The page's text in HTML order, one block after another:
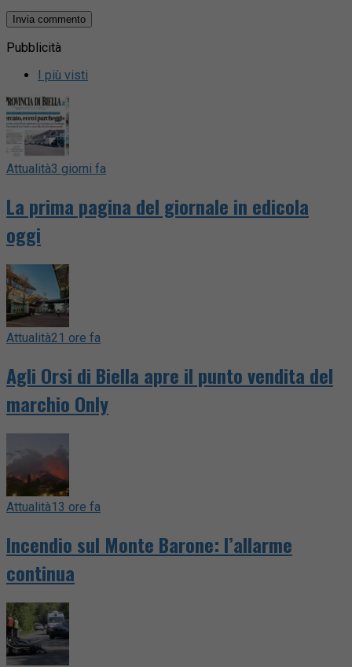
Pubblicità
I più visti
Attualità3 giorni fa
La prima pagina del giornale in edicola
oggi
Attualità21 ore fa
Agli Orsi di Biella apre il punto vendita del
marchio Only
Attualità13 ore fa
Incendio sul Monte Barone: l’allarme
continua